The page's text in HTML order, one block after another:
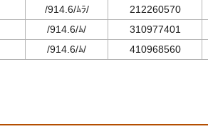
/914.6/ﾑﾗ/
212260570
/914.6/ﾑ/
310977401
/914.6/ﾑ/ 410968560